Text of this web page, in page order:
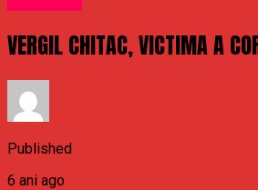
VERGIL CHITAC, VICTIMA A
Published
6 ani ago